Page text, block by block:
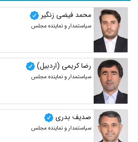
محمد فیضی زنگیر
سیاستمدار و نماینده مجلس
رضا کریمی (اردبیل)
سیاستمدار و نماینده مجلس
صدیف بدری
سیاستمدار و نماینده مجلس